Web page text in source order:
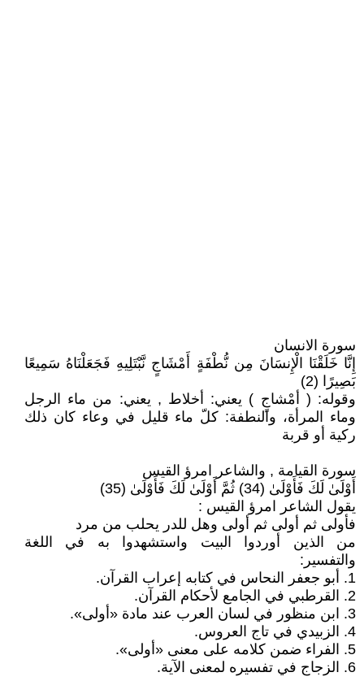
سورة الانسان
إِنَّا خَلَقْنَا الْإِنسَانَ مِن نُّطْفَةٍ أَمْشَاجٍ نَّبْتَلِيهِ فَجَعَلْنَاهُ سَمِيعًا
بَصِيرًا (2)
وقوله: ( أمْشاجٍ ) يعني: أخلاط , يعني: من ماء الرجل
وماء المرأة، والنطفة: كلّ ماء قليل في وعاء كان ذلك
ركية أو قربة
سورة القيامة , والشاعر امرؤ القيس
أَوْلَىٰ لَكَ فَأَوْلَىٰ (34) ثُمَّ أَوْلَىٰ لَكَ فَأَوْلَىٰ (35)
يقول الشاعر امرؤ القيس :
فأولى ثم أولى ثم أولى وهل للدر يحلب من مرد
من الذين أوردوا البيت واستشهدوا به في اللغة
والتفسير:
1. أبو جعفر النحاس في كتابه إعراب القرآن.
2. القرطبي في الجامع لأحكام القرآن.
3. ابن منظور في لسان العرب عند مادة «أولى».
4. الزبيدي في تاج العروس.
5. الفراء ضمن كلامه على معنى «أولى».
6. الزجاج في تفسيره لمعنى الآية.